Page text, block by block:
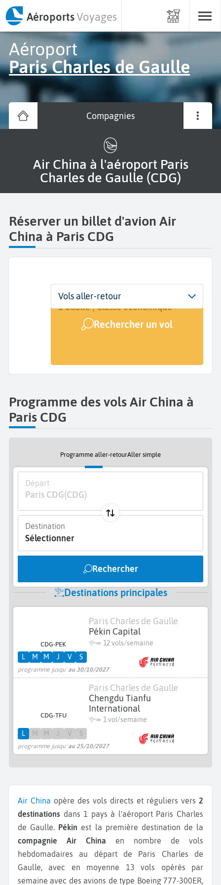
AéroportsVoyages
Aéroport
Paris Charles de Gaulle
Compagnies
Air China à l'aéroport Paris
Charles de Gaulle (CDG)
Réserver un billet d'avion Air
China à Paris CDG
Départ
Paris Charles de Gaulle (CDG)
Dates
Dates de votre voyage
Voyageurs | Classe
1 adulte | Classe économique
Rechercher un vol
Vols aller-retour
Programme des vols Air China à
Paris CDG
Programme aller-retourAller simple
Départ
Paris CDG(CDG)
Destination
Sélectionner
Rechercher
Destinations principales
CDG-PEK
Paris Charles de Gaulle
Pékin Capital
≃ 12 vols/semaine
programme jusqu'au 30/10/2027
L M M J V S
CDG-TFU
Paris Charles de Gaulle
Chengdu Tianfu
International
≃ 1 vol/semaine
programme jusqu'au 25/10/2027
L M M J V S
Air China opère des vols directs et réguliers vers 2
destinations dans 1 pays à l'aéroport Paris Charles
de Gaulle. Pékin est la première destination de la
compagnie Air China en nombre de vols
hebdomadaires au départ de Paris Charles de
Gaulle, avec en moyenne 13 vols opérés par
semaine avec des avions de type Boeing 777-300ER,